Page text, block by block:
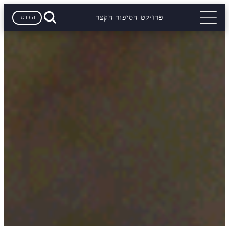
פרויקט הסיפור הקצר היכנסו